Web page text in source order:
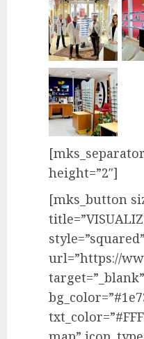
height=”2″]
[mks_button
style=”squared”
url=”https://
target=”_blank”